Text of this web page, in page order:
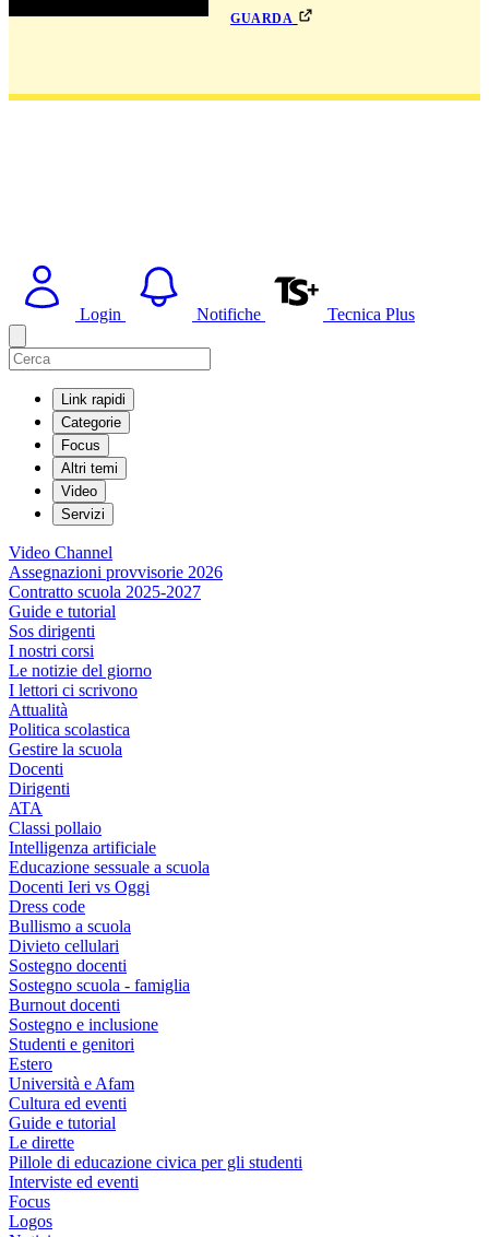
guarda
Login Notifiche Tecnica Plus
Link rapidi
Categorie
Focus
Altri temi
Video
Servizi
Video Channel
Assegnazioni provvisorie 2026
Contratto scuola 2025-2027
Guide e tutorial
Sos dirigenti
I nostri corsi
Le notizie del giorno
I lettori ci scrivono
Attualità
Politica scolastica
Gestire la scuola
Docenti
Dirigenti
ATA
Classi pollaio
Intelligenza artificiale
Educazione sessuale a scuola
Docenti Ieri vs Oggi
Dress code
Bullismo a scuola
Divieto cellulari
Sostegno docenti
Sostegno scuola - famiglia
Burnout docenti
Sostegno e inclusione
Studenti e genitori
Estero
Università e Afam
Cultura ed eventi
Guide e tutorial
Le dirette
Pillole di educazione civica per gli studenti
Interviste ed eventi
Focus
Logos